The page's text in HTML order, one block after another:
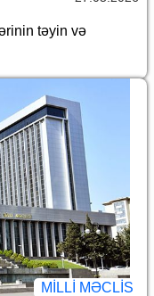
təyin və
MILLI MƏCLIS